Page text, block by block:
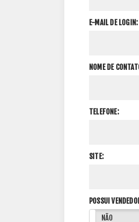
E-MAIL DE LOGIN:
NOME DE
TELEFONE:
SITE:
POSSUI
NÃO